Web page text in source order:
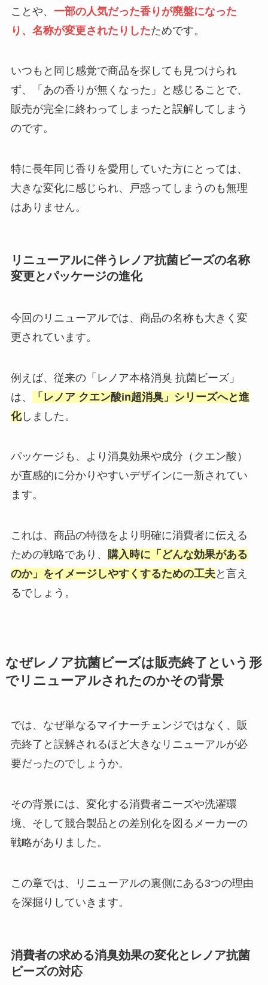
ことや、 一部の人気だった香りが廃盤になった
り、名称が変更されたりしたためです。
いつもと同じ感覚で商品を探しても見つけられ
ず、「あの香りが無くなった」と感じることで、
販売が完全に終わってしまったと誤解してしまう
のです。
特に長年同じ香りを愛用していた方にとっては、
大きな変化に感じられ、戸惑ってしまうのも無理
はありません。
リニューアルに伴うレノア抗菌ビーズの名称
変更とパッケージの進化
今回のリニューアルでは、商品の名称も大きく変
更されています。
例えば、従来の「レノア本格消臭 抗菌ビーズ」
は、
「レノア クエン酸in超消臭」シリーズへと進
化しました。
パッケージも、より消臭効果や成分（クエン酸）
が直感的に分かりやすいデザインに一新されてい
ます。
これは、商品の特徴をより明確に消費者に伝える
ための戦略であり、 購入時に「どんな効果がある
のか」をイメージしやすくするための工夫と言え
るでしょう。
なぜレノア抗菌ビーズは販売終了という形
でリニューアルされたのかその背景
では、なぜ単なるマイナーチェンジではなく、販
売終了と誤解されるほど大きなリニューアルが必
要だったのでしょうか。
その背景には、変化する消費者ニーズや洗濯環
境、そして競合製品との差別化を図るメーカーの
戦略がありました。
この章では、リニューアルの裏側にある3つの理由
を深掘りしていきます。
消費者の求める消臭効果の変化とレノア抗菌
ビーズの対応